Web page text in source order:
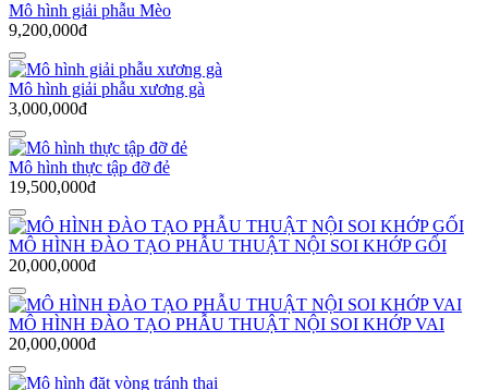
Mô hình giải phẫu Mèo
9,200,000đ
Mô hình giải phẫu xương gà
3,000,000đ
Mô hình thực tập đỡ đẻ
19,500,000đ
MÔ HÌNH ĐÀO TẠO PHẪU THUẬT NỘI SOI KHỚP GỐI
20,000,000đ
MÔ HÌNH ĐÀO TẠO PHẪU THUẬT NỘI SOI KHỚP VAI
20,000,000đ